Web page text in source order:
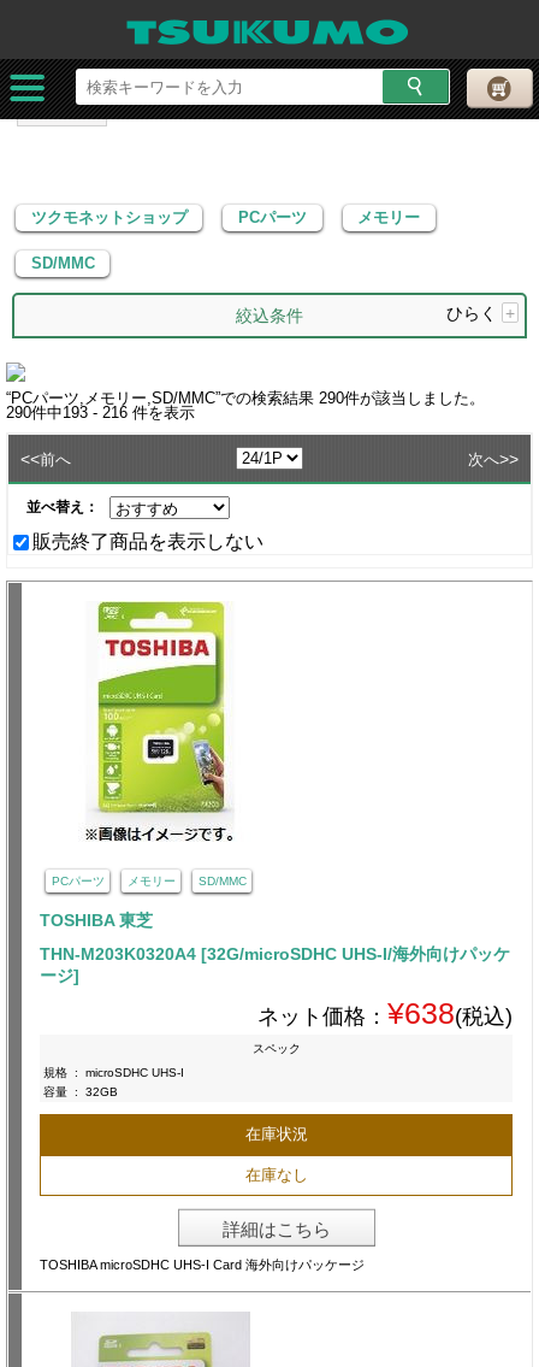
ツクモネットショップ PCパーツ
SD/MMC
ツクモネットショップ PCパーツ メモリー
SD/MMC
絞込条件 ひらく +
“PCパーツ,メモリー,SD/MMC”での検索結果 290件が該当しました。
290件中193 - 216 件を表示
<<前へ 次へ>>
並べ替え：
販売終了商品を表示しない
PCパーツ メモリー SD/MMC
TOSHIBA 東芝
THN-M203K0320A4 [32G/microSDHC UHS-I/海外向けパッケ
ージ]
ネット価格： ¥638(税込)
スペック
規格 :
microSDHC UHS-I
容量 : 32GB
在庫状況
在庫なし
詳細はこちら
TOSHIBA microSDHC UHS-I Card 海外向けパッケージ